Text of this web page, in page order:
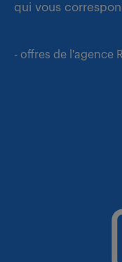
qui vous
- offres de l'agence